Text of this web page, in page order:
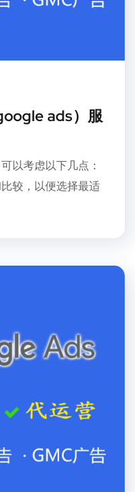
ads）服
以考虑以下几点：
较，以便选择最适